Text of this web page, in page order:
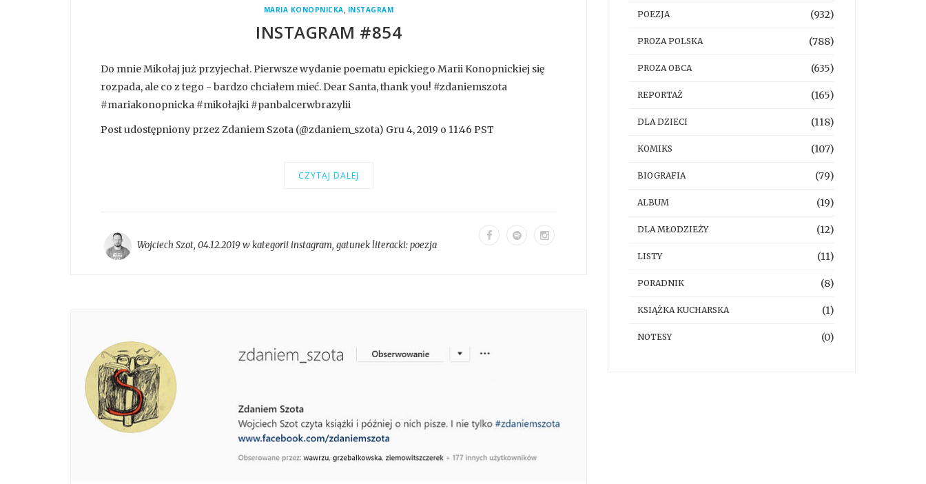
MARIA KONOPNICKA, INSTAGRAM
INSTAGRAM #854
Do mnie Mikołaj już przyjechał. Pierwsze wydanie poematu epickiego Marii Konopnickiej się
rozpada, ale co z tego - bardzo chciałem mieć. Dear Santa, thank you! #zdaniemszota
#mariakonopnicka #mikołajki #panbalcerwbrazylii
Post udostępniony przez Zdaniem Szota (@zdaniem_szota) Gru 4, 2019 o 11:46 PST
CZYTAJ DALEJ
Wojciech Szot, 04.12.2019 w kategoriiinstagram, gatunek literacki:poezja
POEZJA (932)
PROZA POLSKA (788)
PROZA OBCA (635)
REPORTAŻ (165)
DLA DZIECI (118)
KOMIKS (107)
BIOGRAFIA (79)
ALBUM (19)
DLA MŁODZIEŻY (12)
LISTY (11)
PORADNIK (8)
KSIĄŻKA KUCHARSKA (1)
NOTESY (0)